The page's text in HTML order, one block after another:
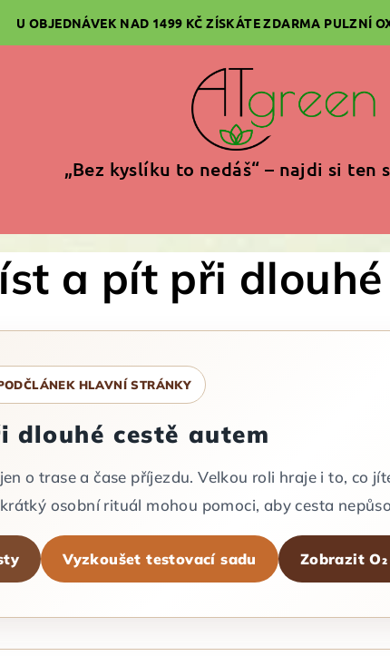
U OBJEDNÁVEK NAD 1499 KČ ZÍSKÁTE ZDARMA PULZNÍ
„Bez kyslíku to nedáš“ – najdi si ten
a pít při
HLAVNÍ STRÁNKY
cestě autem
o trase a čase příjezdu. Velkou roli hraje i to, co
osobní rituál mohou pomoci, aby cesta
Vyzkoušet testovací sadu Zobrazit